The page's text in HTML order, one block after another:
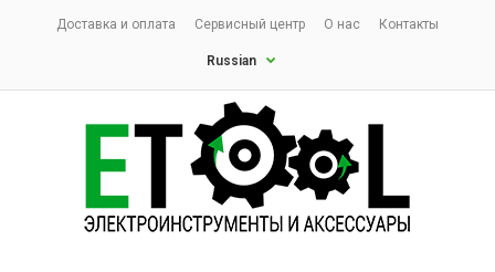
Доставка и оплата Сервисный центр О нас Контакты
Russian